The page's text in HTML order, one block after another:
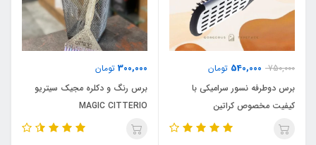
750,000
540,000 تومان
برس دوطرفه نسور سرامیکی با
کیفیت مخصوص کراتین
300,000 تومان
برس رنگ و دکلره مجیک سیتریو
MAGIC CITTERIO